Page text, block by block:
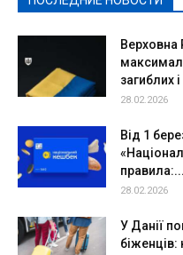
Верховна
загиблих
28.02.2026
Від 1
правила:...
28.02.2026
У Данії